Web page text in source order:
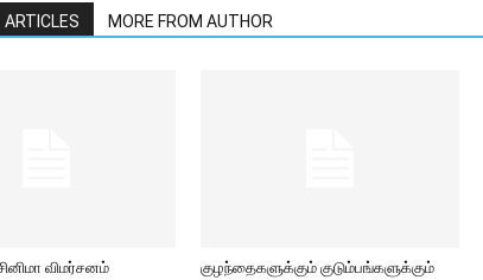
ARTICLES MORE FROM AUTHOR
விமர்சனம்
குழந்தைகளுக்கும் குடும்பங்களுக்கும்